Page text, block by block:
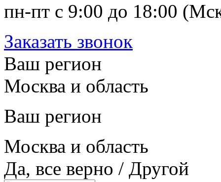
пн-пт с 9:00 до 18:00
Заказать звонок
Ваш регион
Москва и область
Ваш регион
Москва и область
Да, все верно / Другой